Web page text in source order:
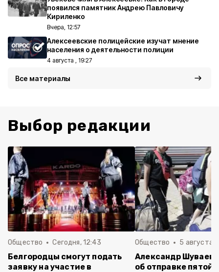
появился памятник Андрею Павловичу
Кириленко
Вчера, 12:57
Алексеевские полицейские изучат мнение
населения о деятельности полиции
4 августа , 19:27
Все материалы
Выбор редакции
Общество Сегодня, 12:43
Белгородцы смогут подать
заявку на участие в
Общество 5 августа ,
Александр Шуваев
об отправке пятой